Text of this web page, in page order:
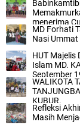
menerima
MD Forhati
Nasi
HUT Majelis
Islam MD.
September
WALIKOTA
KUBUR.
Refleksi
Masih